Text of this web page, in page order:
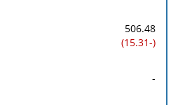
506.48
(-15.31)
-